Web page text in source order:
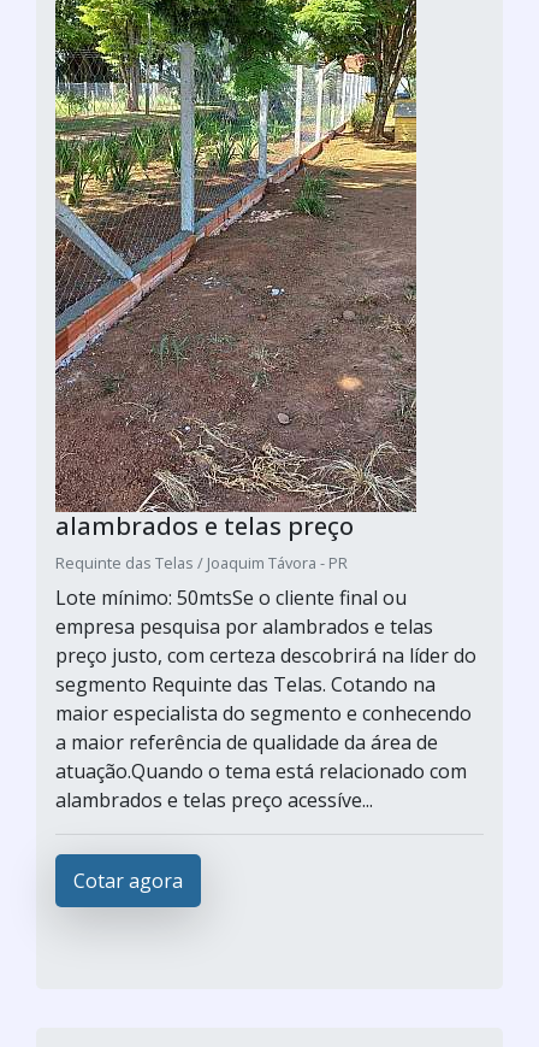
alambrados e telas preço
Requinte das Telas / Joaquim Távora - PR
Lote mínimo: 50mtsSe o cliente final ou
empresa pesquisa por alambrados e telas
preço justo, com certeza descobrirá na líder do
segmento Requinte das Telas. Cotando na
maior especialista do segmento e conhecendo
a maior referência de qualidade da área de
atuação.Quando o tema está relacionado com
alambrados e telas preço acessíve...
Cotar agora